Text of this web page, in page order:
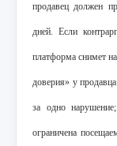
продавец должен
дней. Если
платформа снимет
доверия» у
за одно
ограничена